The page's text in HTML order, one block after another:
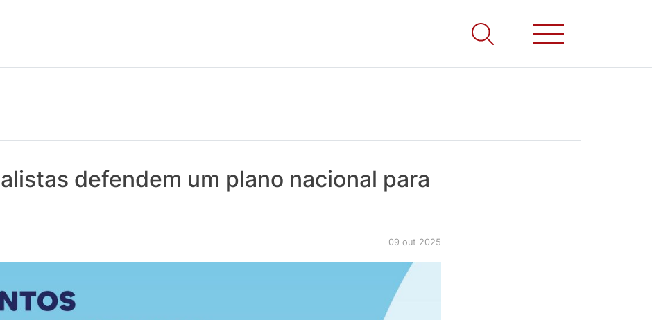
as notícias realmente contam! Tudo o que se passa na Saúde!
defendem um plano nacional para
09 out 2025